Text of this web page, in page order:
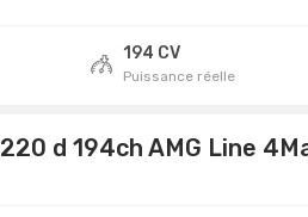
194 CV
Puissance réelle
220 d 194ch AMG Line